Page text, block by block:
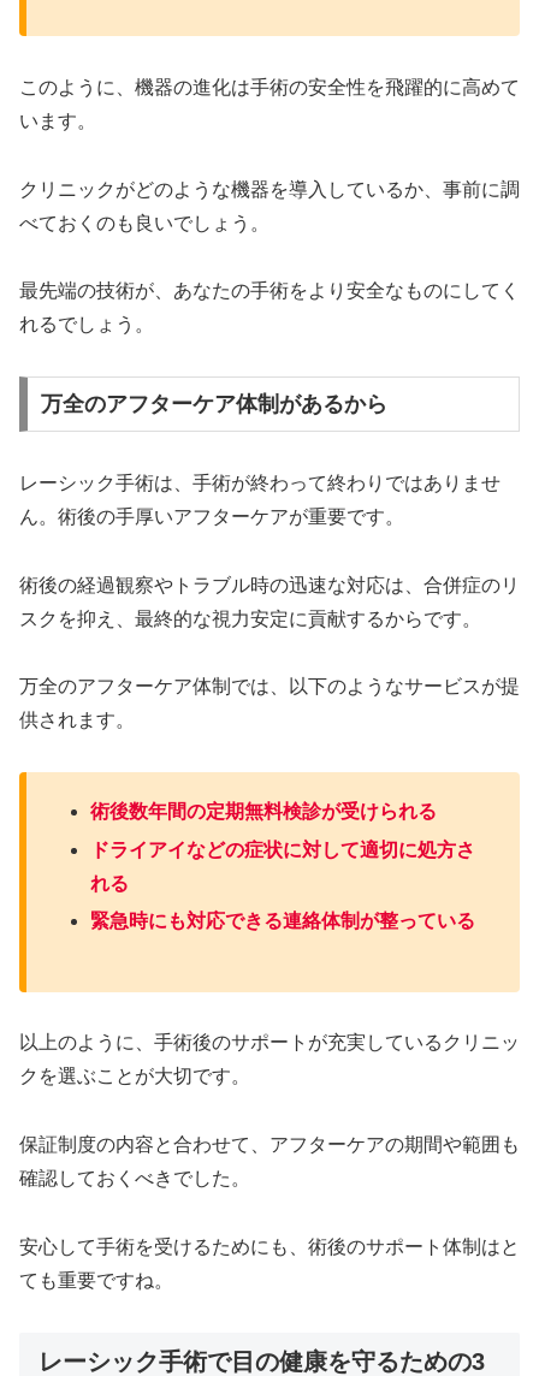
このように、機器の進化は手術の安全性を飛躍的に高めて
います。
クリニックがどのような機器を導入しているか、事前に調
べておくのも良いでしょう。
最先端の技術が、あなたの手術をより安全なものにしてく
れるでしょう。
万全のアフターケア体制があるから
レーシック手術は、手術が終わって終わりではありませ
ん。術後の手厚いアフターケアが重要です。
術後の経過観察やトラブル時の迅速な対応は、合併症のリ
スクを抑え、最終的な視力安定に貢献するからです。
万全のアフターケア体制では、以下のようなサービスが提
供されます。
術後数年間の定期無料検診が受けられる
ドライアイなどの症状に対して適切に処方さ
れる
緊急時にも対応できる連絡体制が整っている
以上のように、手術後のサポートが充実しているクリニッ
クを選ぶことが大切です。
保証制度の内容と合わせて、アフターケアの期間や範囲も
確認しておくべきでした。
安心して手術を受けるためにも、術後のサポート体制はと
ても重要ですね。
レーシック手術で目の健康を守るための3